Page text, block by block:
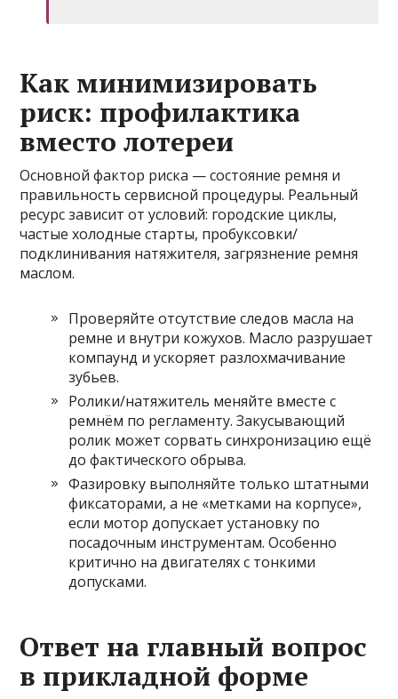
Как минимизировать
риск: профилактика
вместо лотереи
Основной фактор риска — состояние ремня и
правильность сервисной процедуры. Реальный
ресурс зависит от условий: городские циклы,
частые холодные старты, пробуксовки/
подклинивания натяжителя, загрязнение ремня
маслом.
Проверяйте отсутствие следов масла на
ремне и внутри кожухов. Масло разрушает
компаунд и ускоряет разлохмачивание
зубьев.
Ролики/натяжитель меняйте вместе с
ремнём по регламенту. Закусывающий
ролик может сорвать синхронизацию ещё
до фактического обрыва.
Фазировку выполняйте только штатными
фиксаторами, а не «метками на корпусе»,
если мотор допускает установку по
посадочным инструментам. Особенно
критично на двигателях с тонкими
допусками.
Ответ на главный вопрос
в прикладной форме